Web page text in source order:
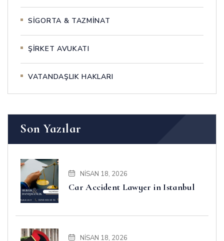
SİGORTA & TAZMİNAT
ŞİRKET AVUKATI
VATANDAŞLIK HAKLARI
Son Yazılar
NISAN 18, 2026
Car Accident Lawyer in Istanbul
NISAN 18, 2026